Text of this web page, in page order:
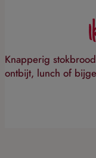
Knapperig
ontbijt, lunch of